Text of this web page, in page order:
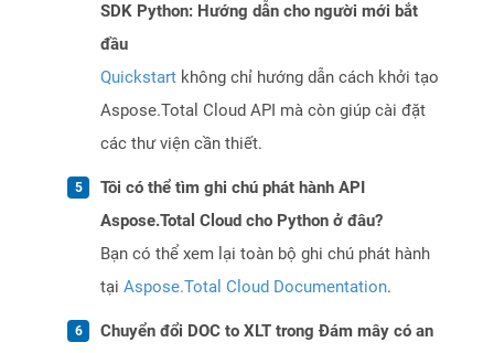
SDK Python: Hướng dẫn cho người mới bắt
đầu
Quickstart không chỉ hướng dẫn cách khởi tạo
Aspose.Total Cloud API mà còn giúp cài đặt
các thư viện cần thiết.
Tôi có thể tìm ghi chú phát hành API
Aspose.Total Cloud cho Python ở đâu?
Bạn có thể xem lại toàn bộ ghi chú phát hành
tại Aspose.Total Cloud Documentation.
Chuyển đổi DOC to XLT trong Đám mây có an